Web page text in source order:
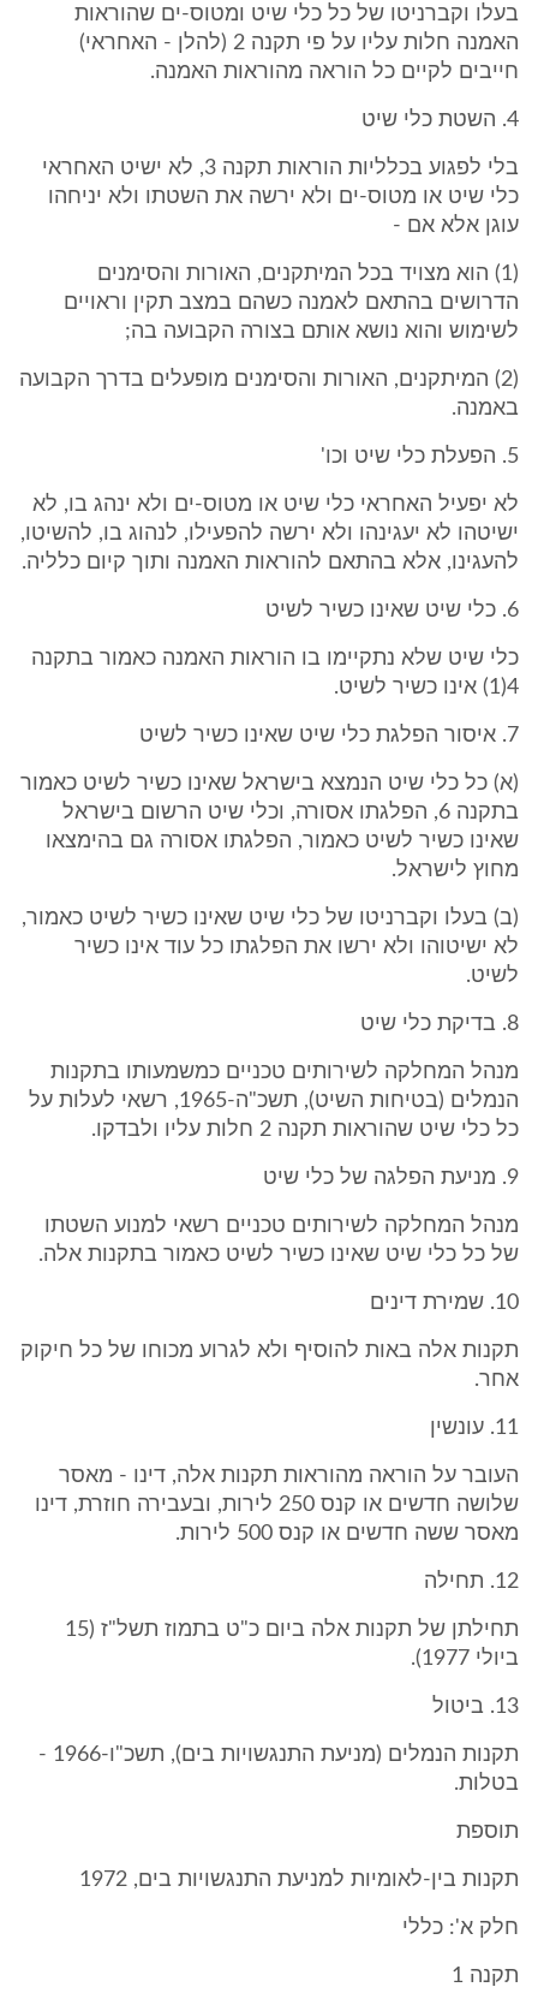
בעלו וקברניטו של כל כלי שיט ומטוס-ים שהוראות
האמנה חלות עליו על פי תקנה 2 (להלן - האחראי)
חייבים לקיים כל הוראה מהוראות האמנה.
4. השטת כלי שיט
בלי לפגוע בכלליות הוראות תקנה 3, לא ישיט האחראי
כלי שיט או מטוס-ים ולא ירשה את השטתו ולא יניחהו
עוגן אלא אם -
(1) הוא מצויד בכל המיתקנים, האורות והסימנים
הדרושים בהתאם לאמנה כשהם במצב תקין וראויים
לשימוש והוא נושא אותם בצורה הקבועה בה;
(2) המיתקנים, האורות והסימנים מופעלים בדרך הקבועה
באמנה.
5. הפעלת כלי שיט וכו'
לא יפעיל האחראי כלי שיט או מטוס-ים ולא ינהג בו, לא
ישיטהו לא יעגינהו ולא ירשה להפעילו, לנהוג בו, להשיטו,
להעגינו, אלא בהתאם להוראות האמנה ותוך קיום כלליה.
6. כלי שיט שאינו כשיר לשיט
כלי שיט שלא נתקיימו בו הוראות האמנה כאמור בתקנה
4(1) אינו כשיר לשיט.
7. איסור הפלגת כלי שיט שאינו כשיר לשיט
(א) כל כלי שיט הנמצא בישראל שאינו כשיר לשיט כאמור
בתקנה 6, הפלגתו אסורה, וכלי שיט הרשום בישראל
שאינו כשיר לשיט כאמור, הפלגתו אסורה גם בהימצאו
מחוץ לישראל.
(ב) בעלו וקברניטו של כלי שיט שאינו כשיר לשיט כאמור,
לא ישיטוהו ולא ירשו את הפלגתו כל עוד אינו כשיר
לשיט.
8. בדיקת כלי שיט
מנהל המחלקה לשירותים טכניים כמשמעותו בתקנות
הנמלים (בטיחות השיט), תשכ"ה-1965, רשאי לעלות על
כל כלי שיט שהוראות תקנה 2 חלות עליו ולבדקו.
9. מניעת הפלגה של כלי שיט
מנהל המחלקה לשירותים טכניים רשאי למנוע השטתו
של כל כלי שיט שאינו כשיר לשיט כאמור בתקנות אלה.
10. שמירת דינים
תקנות אלה באות להוסיף ולא לגרוע מכוחו של כל חיקוק
אחר.
11. עונשין
העובר על הוראה מהוראות תקנות אלה, דינו - מאסר
שלושה חדשים או קנס 250 לירות, ובעבירה חוזרת, דינו
מאסר ששה חדשים או קנס 500 לירות.
12. תחילה
תחילתן של תקנות אלה ביום כ"ט בתמוז תשל"ז (15
ביולי 1977).
13. ביטול
תקנות הנמלים (מניעת התנגשויות בים), תשכ"ו-1966 -
בטלות.
תוספת
תקנות בין-לאומיות למניעת התנגשויות בים, 1972
חלק א': כללי
תקנה 1